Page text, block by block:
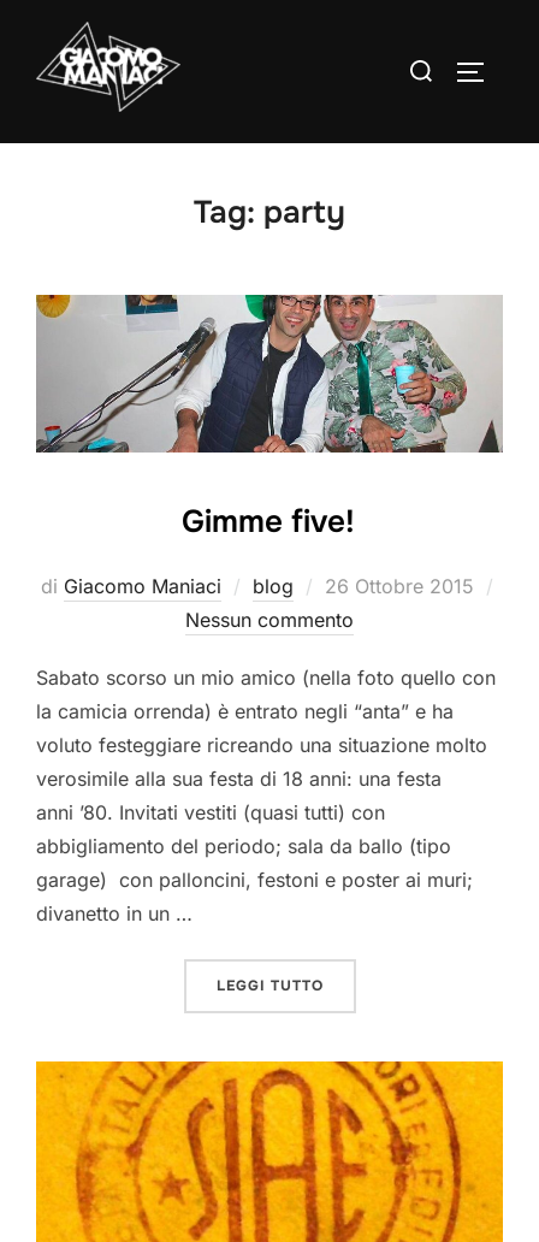
contenuto
Cerca
Tag: party
Gimme five!
di Giacomo Maniaci blog
Pubblicato
il
26 Ottobre 2015
Nessun commento
Sabato scorso un mio amico (nella foto quello con
la camicia orrenda) è entrato negli “anta” e ha
voluto festeggiare ricreando una situazione molto
verosimile alla sua festa di 18 anni: una festa
anni ’80. Invitati vestiti (quasi tutti) con
abbigliamento del periodo; sala da ballo (tipo
garage) con palloncini, festoni e poster ai muri;
divanetto in un …
LEGGI TUTTO“GIMME FIVE!”